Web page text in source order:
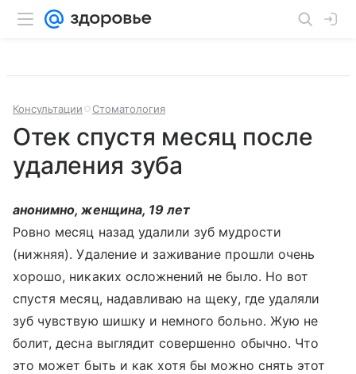
Консультации Стоматология
Отек спустя месяц после
удаления зуба
анонимно, женщина, 19 лет
Ровно месяц назад удалили зуб мудрости
(нижняя). Удаление и заживание прошли очень
хорошо, никаких осложнений не было. Но вот
спустя месяц, надавливаю на щеку, где удаляли
зуб чувствую шишку и немного больно. Жую не
болит, десна выглядит совершенно обычно. Что
это может быть и как хотя бы можно снять этот